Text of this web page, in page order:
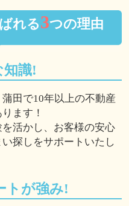
れる3つの理由
知識!
田で10年以上の不動産
ます！
を活かし、お客様の安心
い探しをサポートいたし
トが強み!